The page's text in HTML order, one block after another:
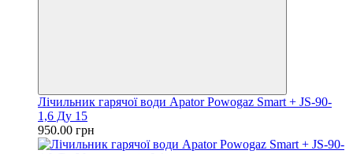
Лічильник гарячої води Apator Powogaz Smart + JS-90-
1,6 Ду 15
950.00 грн